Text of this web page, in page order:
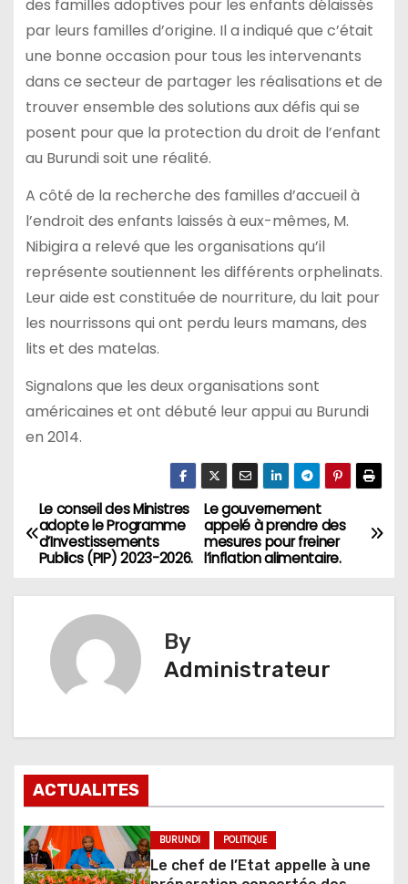
des familles adoptives pour les enfants délaissés
par leurs familles d’origine. Il a indiqué que c’était
une bonne occasion pour tous les intervenants
dans ce secteur de partager les réalisations et de
trouver ensemble des solutions aux défis qui se
posent pour que la protection du droit de l’enfant
au Burundi soit une réalité.
A côté de la recherche des familles d’accueil à
l’endroit des enfants laissés à eux-mêmes, M.
Nibigira a relevé que les organisations qu’il
représente soutiennent les différents orphelinats.
Leur aide est constituée de nourriture, du lait pour
les nourrissons qui ont perdu leurs mamans, des
lits et des matelas.
Signalons que les deux organisations sont
américaines et ont débuté leur appui au Burundi
en 2014.
Navigation
de
l’article
Le gouvernement
appelé à prendre des
mesures pour freiner
l’inflation alimentaire.
Le conseil des Ministres
adopte le Programme
d’Investissements
Publics (PIP) 2023-2026.
By
Administrateur
ACTUALITES
BURUNDI POLITIQUE
Le chef de l’Etat appelle à une